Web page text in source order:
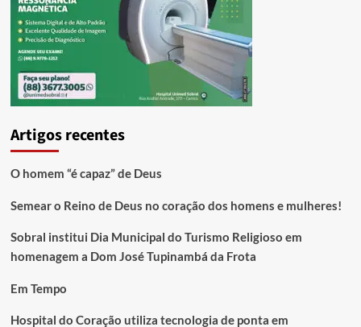
Artigos recentes
O homem “é capaz” de Deus
Semear o Reino de Deus no coração dos homens e mulheres!
Sobral institui Dia Municipal do Turismo Religioso em
homenagem a Dom José Tupinambá da Frota
Em Tempo
Hospital do Coração utiliza tecnologia de ponta em